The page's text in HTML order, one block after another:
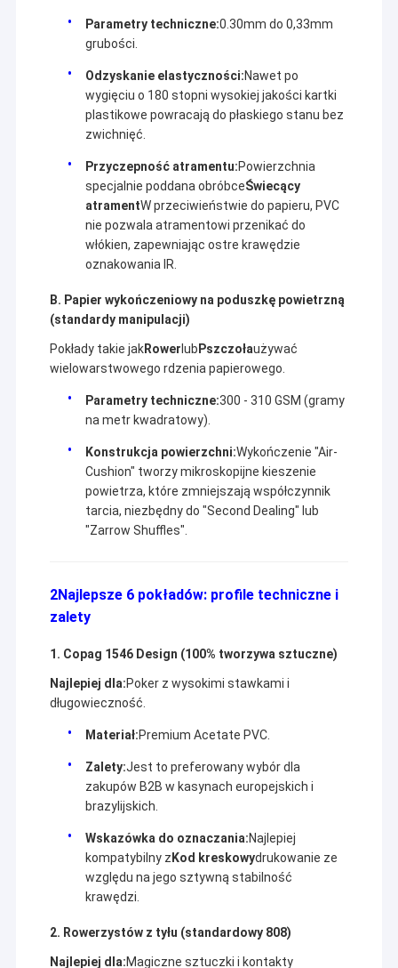
Produkty
Parametry techniczne:0.30mm do 0,33mm
grubości.
Odzyskanie elastyczności:Nawet po
wygięciu o 180 stopni wysokiej jakości kartki
plastikowe powracają do płaskiego stanu bez
zwichnięć.
Przyczepność atramentu:Powierzchnia
specjalnie poddana obróbceŚwiecący
atramentW przeciwieństwie do papieru, PVC
nie pozwala atramentowi przenikać do
włókien, zapewniając ostre krawędzie
oznakowania IR.
B. Papier wykończeniowy na poduszkę powietrzną
(standardy manipulacji)
Pokłady takie jakRowerlubPszczołaużywać
wielowarstwowego rdzenia papierowego.
Parametry techniczne:300 - 310 GSM (gramy
na metr kwadratowy).
Konstrukcja powierzchni:Wykończenie "Air-
Cushion" tworzy mikroskopijne kieszenie
powietrza, które zmniejszają współczynnik
tarcia, niezbędny do "Second Dealing" lub
"Zarrow Shuffles".
2Najlepsze 6 pokładów: profile techniczne i
zalety
1. Copag 1546 Design (100% tworzywa sztuczne)
Najlepiej dla:Poker z wysokimi stawkami i
długowieczność.
Materiał:Premium Acetate PVC.
Zalety:Jest to preferowany wybór dla
zakupów B2B w kasynach europejskich i
brazylijskich.
Wskazówka do oznaczania:Najlepiej
kompatybilny z Kod kreskowydrukowanie ze
względu na jego sztywną stabilność
krawędzi.
2. Rowerzystów z tyłu (standardowy 808)
Najlepiej dla:Magiczne sztuczki i kontakty
YB Poker Cheat Co., Ltd powstała w 1999 roku i znajduje się w
międzynarodowo znanym mieście Guangzhou. Jest pierwszą
usługę kasynową.YB Poker Cheat jest w stanie